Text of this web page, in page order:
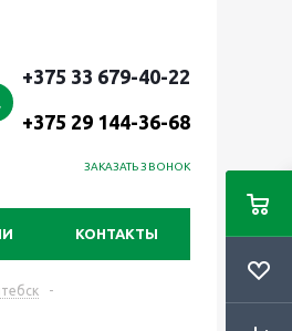
+375 33 679-40-22
+375 29 144-36-68
ЗАКАЗАТЬ ЗВОНОК
КОНТАКТЫ
-